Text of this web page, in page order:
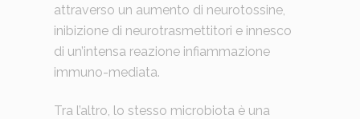
attraverso un aumento di neurotossine,
inibizione di neurotrasmettitori e innesco
di un’intensa reazione infiammazione
immuno-mediata.
Tra l’altro, lo stesso microbiota è una